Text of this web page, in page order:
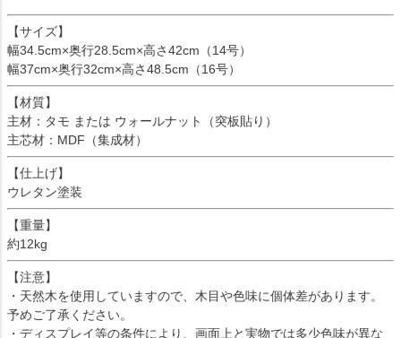
【サイズ】
幅34.5cm×奥行28.5cm×高さ42cm（14号）
幅37cm×奥行32cm×高さ48.5cm（16号）
【材質】
主材：タモ または ウォールナット（突板貼り）
主芯材：MDF（集成材）
【仕上げ】
ウレタン塗装
【重量】
約12kg
【注意】
・天然木を使用していますので、木目や色味に個体差があります。
予めご了承ください。
・ディスプレイ等の条件により、画面上と実物では多少色味が異な